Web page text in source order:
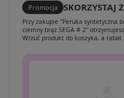
Promocja SKORZYSTAJ
Przy zakupie "Peruka syntetyczna
ciemny brąz SEGA # 2"
Wrzuć produkt do koszyka, a